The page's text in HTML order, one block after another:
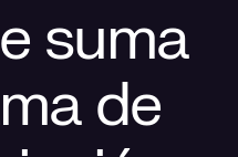
suma
de